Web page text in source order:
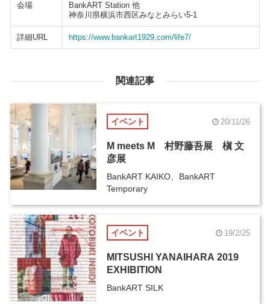
会場
BankART Station 他
神奈川県横浜市西区みなとみらい5-1
詳細URL https://www.bankart1929.com/life7/
関連記事
イベント 20/11/26
M meets M 村野藤吾展 槇 文
彦展
BankART KAIKO、BankART
Temporary
イベント 19/2/25
MITSUSHI YANAIHARA 2019
EXHIBITION
BankART SILK